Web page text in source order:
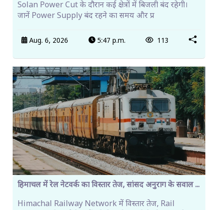
Solan Power Cut के दौरान कई क्षेत्रों में बिजली बंद रहेगी।
जानें Power Supply बंद रहने का समय और प्र
Aug. 6, 2026 5:47 p.m. 113
हिमाचल में रेल नेटवर्क का विस्तार तेज, सांसद अनुराग के सवाल ...
Himachal Railway Network में विस्तार तेज, Rail